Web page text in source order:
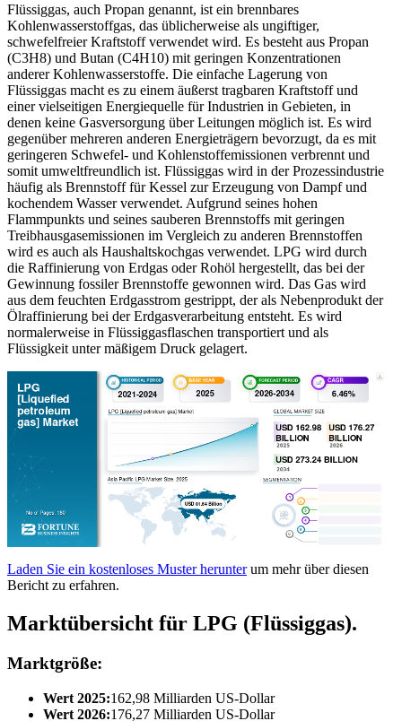
Flüssiggas, auch Propan genannt, ist ein brennbares
Kohlenwasserstoffgas, das üblicherweise als ungiftiger,
schwefelfreier Kraftstoff verwendet wird. Es besteht aus Propan
(C3H8) und Butan (C4H10) mit geringen Konzentrationen
anderer Kohlenwasserstoffe. Die einfache Lagerung von
Flüssiggas macht es zu einem äußerst tragbaren Kraftstoff und
einer vielseitigen Energiequelle für Industrien in Gebieten, in
denen keine Gasversorgung über Leitungen möglich ist. Es wird
gegenüber mehreren anderen Energieträgern bevorzugt, da es mit
geringeren Schwefel- und Kohlenstoffemissionen verbrennt und
somit umweltfreundlich ist. Flüssiggas wird in der Prozessindustrie
häufig als Brennstoff für Kessel zur Erzeugung von Dampf und
kochendem Wasser verwendet. Aufgrund seines hohen
Flammpunkts und seines sauberen Brennstoffs mit geringen
Treibhausgasemissionen im Vergleich zu anderen Brennstoffen
wird es auch als Haushaltskochgas verwendet. LPG wird durch
die Raffinierung von Erdgas oder Rohöl hergestellt, das bei der
Gewinnung fossiler Brennstoffe gewonnen wird. Das Gas wird
aus dem feuchten Erdgasstrom gestrippt, der als Nebenprodukt der
Ölraffinierung bei der Erdgasverarbeitung entsteht. Es wird
normalerweise in Flüssiggasflaschen transportiert und als
Flüssigkeit unter mäßigem Druck gelagert.
Laden Sie ein kostenloses Muster herunterum mehr über diesen
Bericht zu erfahren.
Marktübersicht für LPG (Flüssiggas).
Marktgröße:
Wert 2025:162,98 Milliarden US-Dollar
Wert 2026:176,27 Milliarden US-Dollar